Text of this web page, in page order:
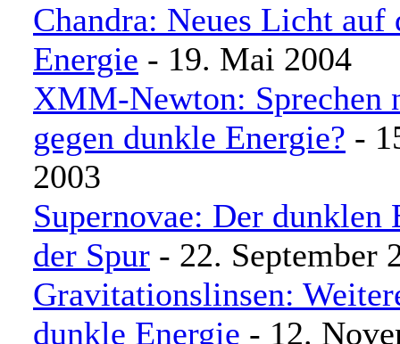
Chandra: Neues Licht auf
Energie - 19. Mai 2004
XMM-Newton: Sprechen
gegen dunkle Energie? -
2003
Supernovae: Der dunklen
der Spur - 22. September
Gravitationslinsen:
dunkle Energie - 12.